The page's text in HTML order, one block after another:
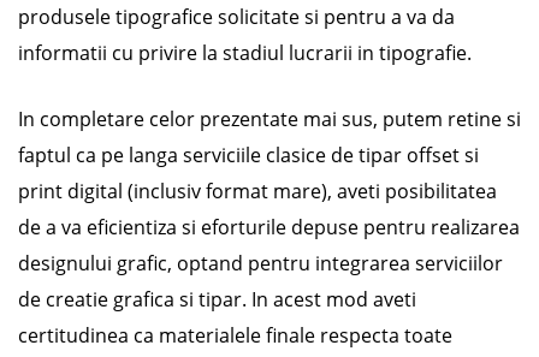
produsele tipografice solicitate si pentru a va da
informatii cu privire la stadiul lucrarii in tipografie.
In completare celor prezentate mai sus, putem retine si
faptul ca pe langa serviciile clasice de tipar offset si
print digital (inclusiv format mare), aveti posibilitatea
de a va eficientiza si eforturile depuse pentru realizarea
designului grafic, optand pentru integrarea serviciilor
de creatie grafica si tipar. In acest mod aveti
certitudinea ca materialele finale respecta toate